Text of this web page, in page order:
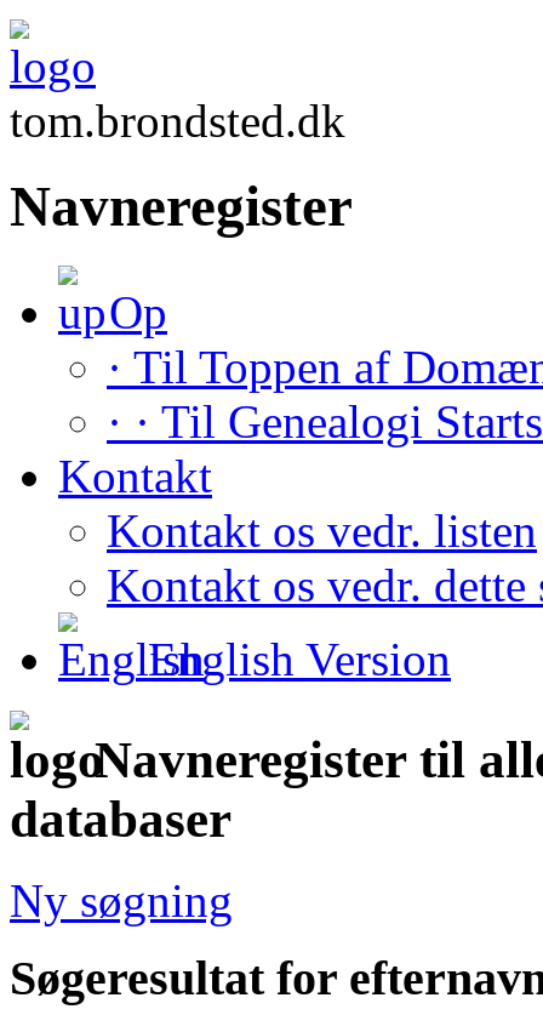
tom.brondsted.dk
Navneregister
Op
· Til Toppen af
· · Til Genealogi
Kontakt
Kontakt os vedr. listen
Kontakt os vedr. dette
English Version
Navneregister til
databaser
Ny søgning
Søgeresultat for